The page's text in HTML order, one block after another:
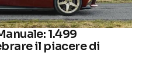
1.499
il piacere di